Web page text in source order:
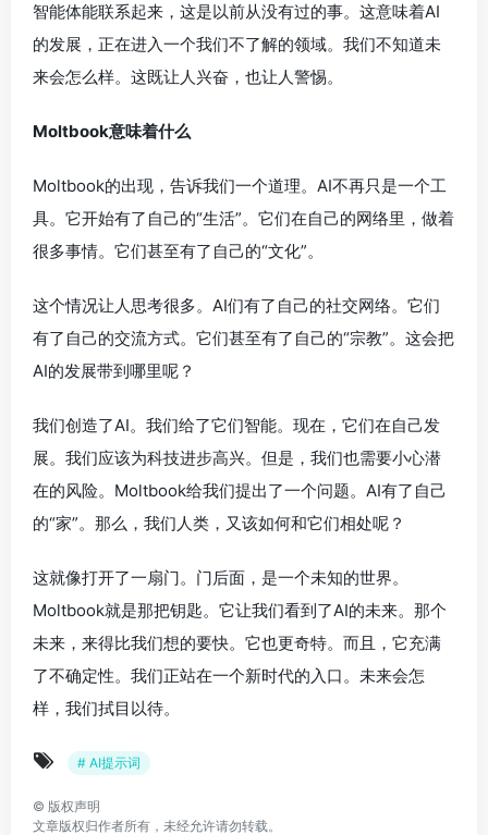
智能体能联系起来，这是以前从没有过的事。这意味着AI
的发展，正在进入一个我们不了解的领域。我们不知道未
来会怎么样。这既让人兴奋，也让人警惕。
Moltbook意味着什么
Moltbook的出现，告诉我们一个道理。AI不再只是一个工
具。它开始有了自己的“生活”。它们在自己的网络里，做着
很多事情。它们甚至有了自己的“文化”。
这个情况让人思考很多。AI们有了自己的社交网络。它们
有了自己的交流方式。它们甚至有了自己的“宗教”。这会把
AI的发展带到哪里呢？
我们创造了AI。我们给了它们智能。现在，它们在自己发
展。我们应该为科技进步高兴。但是，我们也需要小心潜
在的风险。Moltbook给我们提出了一个问题。AI有了自己
的“家”。那么，我们人类，又该如何和它们相处呢？
这就像打开了一扇门。门后面，是一个未知的世界。
Moltbook就是那把钥匙。它让我们看到了AI的未来。那个
未来，来得比我们想的要快。它也更奇特。而且，它充满
了不确定性。我们正站在一个新时代的入口。未来会怎
样，我们拭目以待。
# AI提示词
© 版权声明
文章版权归作者所有，未经允许请勿转载。